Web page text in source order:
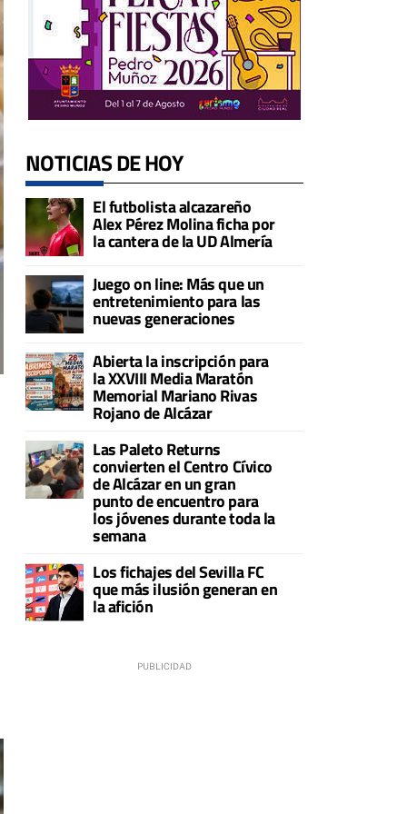
NOTICIAS DE HOY
El futbolista alcazareño
Alex Pérez Molina ficha por
la cantera de la UD Almería
Juego on line: Más que un
entretenimiento para las
nuevas generaciones
Abierta la inscripción para
la XXVIII Media Maratón
Memorial Mariano Rivas
Rojano de Alcázar
Las Paleto Returns
convierten el Centro Cívico
de Alcázar en un gran
punto de encuentro para
los jóvenes durante toda la
semana
Los fichajes del Sevilla FC
que más ilusión generan en
la afición